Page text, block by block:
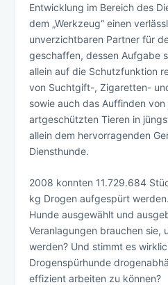
Entwicklung im Bereich des
dem „Werkzeug“ einen
unverzichtbaren Partner für
geschaffen, dessen Aufgabe
allein auf die Schutzfunktion
von Suchtgift-, Zigaretten-
sowie auch das Auffinden
artgeschützten Tieren in
allein dem hervorragenden
Diensthunde.
2008 konnten 11.729.684
kg Drogen aufgespürt
Hunde ausgewählt und
Veranlagungen brauchen sie,
werden? Und stimmt es
Drogenspürhunde
effizient arbeiten zu können?